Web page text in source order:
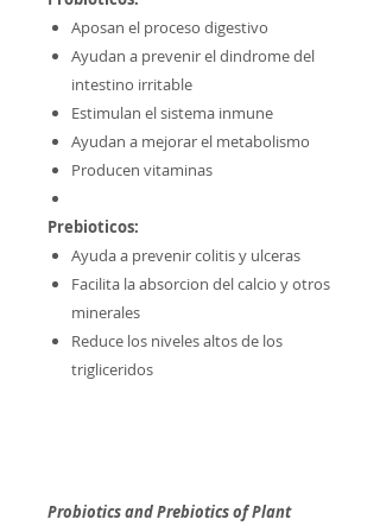
Aposan el proceso digestivo
Ayudan a prevenir el dindrome del
intestino irritable
Estimulan el sistema inmune
Ayudan a mejorar el metabolismo
Producen vitaminas
Prebioticos:
Ayuda a prevenir colitis y ulceras
Facilita la absorcion del calcio y otros
minerales
Reduce los niveles altos de los
trigliceridos
Probiotics and Prebiotics of Plant